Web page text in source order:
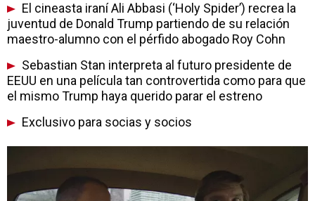
El cineasta iraní Ali Abbasi (‘Holy Spider’) recrea la
juventud de Donald Trump partiendo de su relación
maestro-alumno con el pérfido abogado Roy Cohn
Sebastian Stan interpreta al futuro presidente de
EEUU en una película tan controvertida como para que
el mismo Trump haya querido parar el estreno
Exclusivo para socias y socios